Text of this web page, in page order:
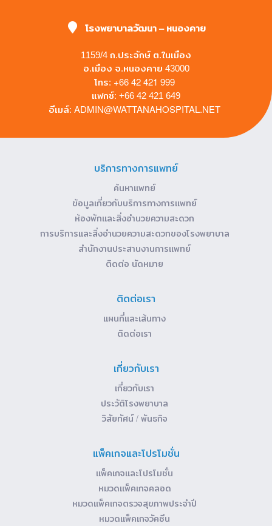
โรงพยาบาลวัฒนา – หนองคาย
1159/4 ถ.ประจักษ์ ต.ในเมือง
อ.เมือง จ.หนองคาย 43000
โทร: +66 42 421 999
แฟกซ์: +66 42 421 649
อีเมล์: ADMIN@WATTANAHOSPITAL.NET
บริการทางการแพทย์
ค้นหาแพทย์
ข้อมูลเกี่ยวกับบริการทางการแพทย์
ห้องพักและสิ่งอำนวยความสะดวก
การบริการและสิ่งอำนวยความสะดวกของโรงพยาบาล
สำนักงานประสานงานการแพทย์
ติดต่อ นัดหมาย
ติดต่อเรา
แผนที่และเส้นทาง
ติดต่อเรา
เกี่ยวกับเรา
เกี่ยวกับเรา
ประวัติโรงพยาบาล
วิสัยทัศน์ / พันธกิจ
แพ็คเกจและโปรโมชั่น
แพ็คเกจและโปรโมชั่น
หมวดแพ็คเกจคลอด
หมวดแพ็คเกจตรวจสุขภาพประจำปี
หมวดแพ็คเกจวัคซีน